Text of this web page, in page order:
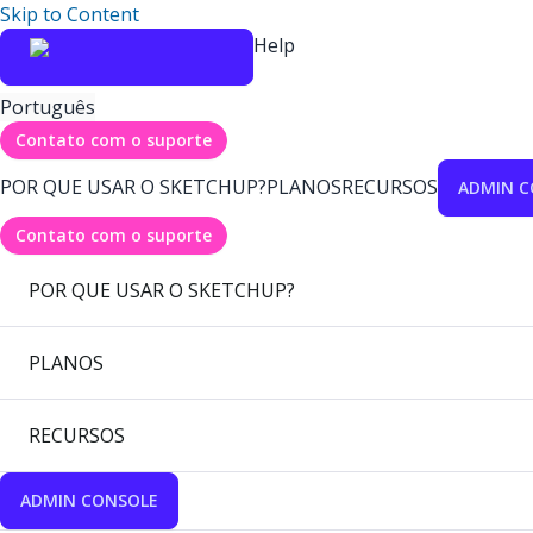
Skip to Content
Help
Português
Contato com o suporte
POR QUE USAR O SKETCHUP?PLANOSRECURSOS ADMIN
Contato com o suporte
POR QUE USAR O SKETCHUP?
PLANOS
RECURSOS
ADMIN CONSOLE